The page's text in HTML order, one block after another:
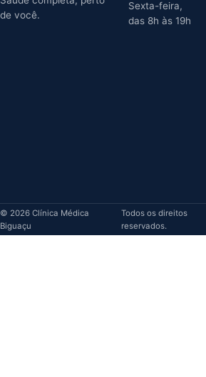
de você.
Sexta-feira,
das 8h às 19h
© 2026 Clínica Médica
Biguaçu
Todos os direitos
reservados.